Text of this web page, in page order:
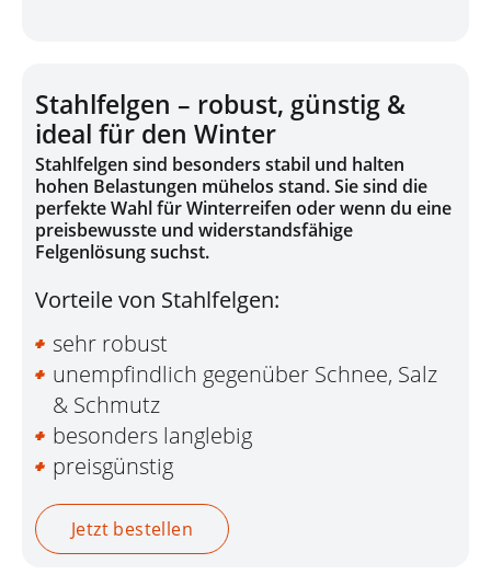
Stahlfelgen – robust, günstig &
ideal für den Winter
Stahlfelgen sind besonders stabil und halten
hohen Belastungen mühelos stand. Sie sind die
perfekte Wahl für Winterreifen oder wenn du eine
preisbewusste und widerstandsfähige
Felgenlösung suchst.
Vorteile von Stahlfelgen:
sehr robust
unempfindlich gegenüber Schnee, Salz
& Schmutz
besonders langlebig
preisgünstig
Jetzt bestellen